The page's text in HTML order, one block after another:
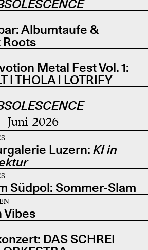
Albumtaufe &
Roots
Metal Fest Vol. 1:
| THOLA | LOTRIFY
Juni 2026
Luzern: KI in
Südpol: Sommer-Slam
Vibes
DAS SCHREI